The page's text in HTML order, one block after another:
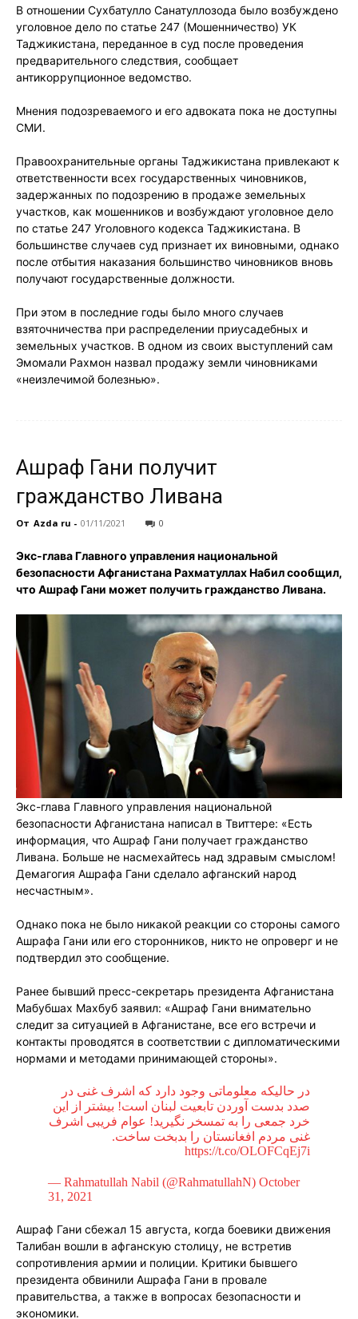
В отношении Сухбатулло Санатуллозода было возбуждено
уголовное дело по статье 247 (Мошенничество) УК
Таджикистана, переданное в суд после проведения
предварительного следствия, сообщает
антикоррупционное ведомство.
Мнения подозреваемого и его адвоката пока не доступны
СМИ.
Правоохранительные органы Таджикистана привлекают к
ответственности всех государственных чиновников,
задержанных по подозрению в продаже земельных
участков, как мошенников и возбуждают уголовное дело
по статье 247 Уголовного кодекса Таджикистана. В
большинстве случаев суд признает их виновными, однако
после отбытия наказания большинство чиновников вновь
получают государственные должности.
При этом в последние годы было много случаев
взяточничества при распределении приусадебных и
земельных участков. В одном из своих выступлений сам
Эмомали Рахмон назвал продажу земли чиновниками
«неизлечимой болезнью».
Ашраф Гани получит
гражданство Ливана
От Azda ru - 01/11/2021 0
Экс-глава Главного управления национальной
безопасности Афганистана Рахматуллах Набил сообщил,
что Ашраф Гани может получить гражданство Ливана.
Экс-глава Главного управления национальной
безопасности Афганистана написал в Твиттере: «Есть
информация, что Ашраф Гани получает гражданство
Ливана. Больше не насмехайтесь над здравым смыслом!
Демагогия Ашрафа Гани сделало афганский народ
несчастным».
Однако пока не было никакой реакции со стороны самого
Ашрафа Гани или его сторонников, никто не опроверг и не
подтвердил это сообщение.
Ранее бывший пресс-секретарь президента Афганистана
Мабубшах Махбуб заявил: «Ашраф Гани внимательно
следит за ситуацией в Афганистане, все его встречи и
контакты проводятся в соответствии с дипломатическими
нормами и методами принимающей стороны».
در حالیکه معلوماتی وجود دارد که اشرف غنی در
صدد بدست آوردن تابعیت لبنان است! بیشتر از این
خرد جمعی را به تمسخر نگیرید! عوام فریبی اشرف
غنی مردم افغانستان را بدبخت ساخت.
https://t.co/OLOFCqEj7i
— Rahmatullah Nabil (@RahmatullahN) October
31, 2021
Ашраф Гани сбежал 15 августа, когда боевики движения
Талибан вошли в афганскую столицу, не встретив
сопротивления армии и полиции. Критики бывшего
президента обвинили Ашрафа Гани в провале
правительства, а также в вопросах безопасности и
экономики.